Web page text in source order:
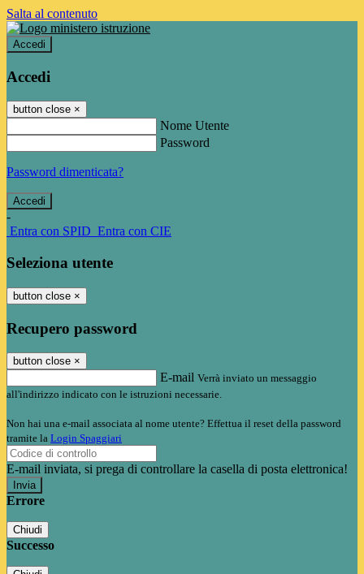
Salta al contenuto
Accedi
Accedi
button close ×
Nome Utente
Password
Password dimenticata?
-
Entra con SPID Entra con CIE
Seleziona utente
button close ×
Recupero password
button close ×
E-mail Verrà inviato un messaggio
all'indirizzo indicato con le istruzioni necessarie.
Non hai una e-mail associata al nome utente? Effettua il reset della password
tramite la Login Spaggiari
E-mail inviata, si prega di controllare la casella di posta elettronica!
Errore
Chiudi
Successo